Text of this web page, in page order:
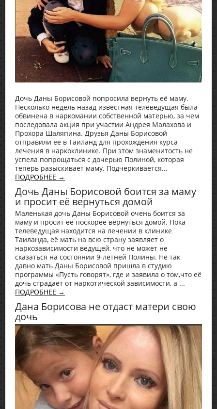
Дочь Даны Борисовой попросила вернуть её маму.
Несколько недель назад известная телеведущая была
обвинена в наркомании собственной матерью, за чем
последовала акция при участии Андрея Малахова и
Прохора Шаляпина. Друзья Даны Борисовой
отправили ее в Таиланд для прохождения курса
лечения в наркоклинике. При этом знаменитость не
успела попрощаться с дочерью Полиной, которая
теперь разыскивает маму. Подчеркивается...
ПОДРОБНЕЕ →
Дочь Даны Борисовой боится за маму
и просит её вернуться домой
Маленькая дочь Даны Борисовой очень боится за
маму и просит её поскорее вернуться домой. Пока
телеведущая находится на лечении в клинике
Таиланда, её мать на всю страну заявляет о
наркозависимости ведущей, что не может не
сказаться на состоянии 9-летней Полины. Не так
давно мать Даны Борисовой пришла в студию
программы «Пусть говорят», где и заявила о том,что её
дочь страдает от наркотической зависимости, а ...
ПОДРОБНЕЕ →
Дана Борисова не отдаст матери свою
дочь